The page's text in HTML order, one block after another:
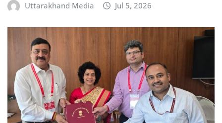
Uttarakhand Media Jul 5, 2026